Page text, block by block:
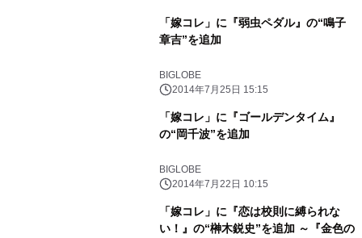
「嫁コレ」に『弱虫ペダル』の“鳴子
章吉”を追加
BIGLOBE
2014年7月25日 15:15
「嫁コレ」に『ゴールデンタイム』
の“岡千波”を追加
BIGLOBE
2014年7月22日 10:15
「嫁コレ」に『恋は校則に縛られな
い！』の“榊木鋭史”を追加 ～『金色の